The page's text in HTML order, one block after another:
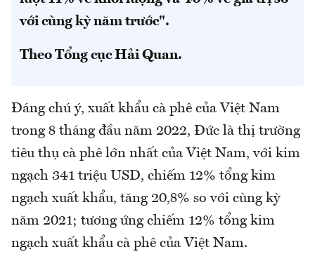
với cùng kỳ năm trước".
Theo Tổng cục Hải Quan.
Đáng chú ý, xuất khẩu cà phê của Việt Nam
trong 8 tháng đầu năm 2022, Đức là thị trường
tiêu thụ cà phê lớn nhất của Việt Nam, với kim
ngạch 341 triệu USD, chiếm 12% tổng kim
ngạch xuất khẩu, tăng 20,8% so với cùng kỳ
năm 2021; tương ứng chiếm 12% tổng kim
ngạch xuất khẩu cà phê của Việt Nam.